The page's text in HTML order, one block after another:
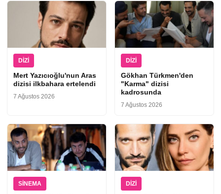
DIZI
Mert Yazıcıoğlu'nun Aras
dizisi ilkbahara ertelendi
7 Ağustos 2026
DIZI
Gökhan Türkmen'den
"Karma" dizisi
kadrosunda
7 Ağustos 2026
SINEMA DIZI